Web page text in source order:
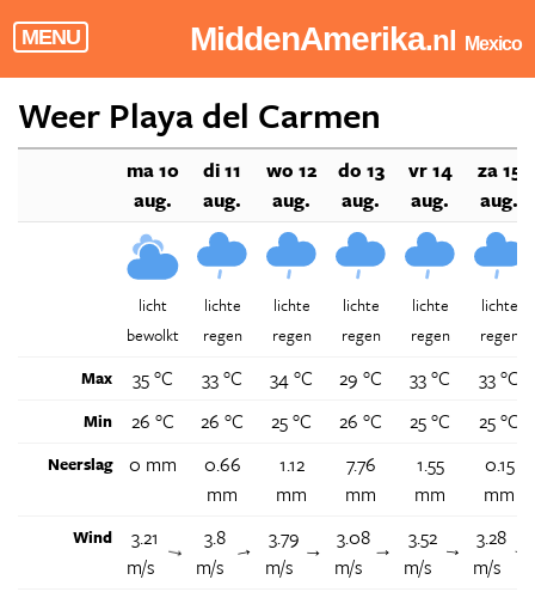
MENU MiddenAmerika.nl Mexico
Weer Playa del Carmen
ma 10
aug.
di 11
aug.
wo 12
aug.
do 13
aug.
vr 14
aug.
za 15
aug.
licht
bewolkt
lichte
regen
lichte
regen
lichte
regen
lichte
regen
lichte
regen
Max
35 °C 33 °C 34 °C 29 °C 33 °C 33 °C
Min 26 °C 26 °C 25 °C 26 °C 25 °C 25 °C
Neerslag 0 mm
0.66
mm
1.12
mm
7.76
mm
1.55
mm
0.15
mm
Wind
3.21
m/s
↑
3.8
m/s
↑
3.79
m/s
↑
3.08
m/s
↑
3.52
m/s
↑
3.28
m/s